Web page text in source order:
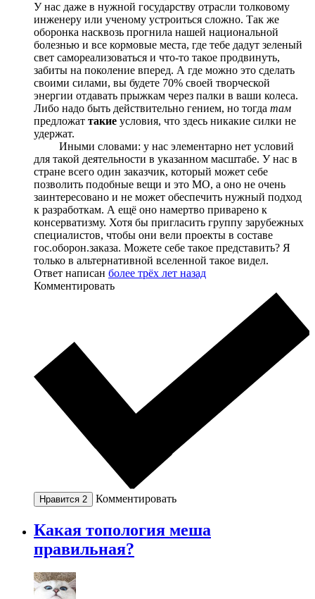
У нас даже в нужной государству отрасли толковому
инженеру или ученому устроиться сложно. Так же
оборонка насквозь прогнила нашей национальной
болезнью и все кормовые места, где тебе дадут зеленый
свет самореализоваться и что-то такое продвинуть,
забиты на поколение вперед. А где можно это сделать
своими силами, вы будете 70% своей творческой
энергии отдавать прыжкам через палки в ваши колеса.
Либо надо быть действительно гением, но тогда там
предложат такие условия, что здесь никакие силки не
удержат.
Иными словами: у нас элементарно нет условий
для такой деятельности в указанном масштабе. У нас в
стране всего один заказчик, который может себе
позволить подобные вещи и это МО, а оно не очень
заинтересовано и не может обеспечить нужный подход
к разработкам. А ещё оно намертво приварено к
консерватизму. Хотя бы пригласить группу зарубежных
специалистов, чтобы они вели проекты в составе
гос.оборон.заказа. Можете себе такое представить? Я
только в альтернативной вселенной такое видел.
Ответ написан более трёх лет назад
Комментировать
Нравится 2 Комментировать
Какая топология меша
правильная?